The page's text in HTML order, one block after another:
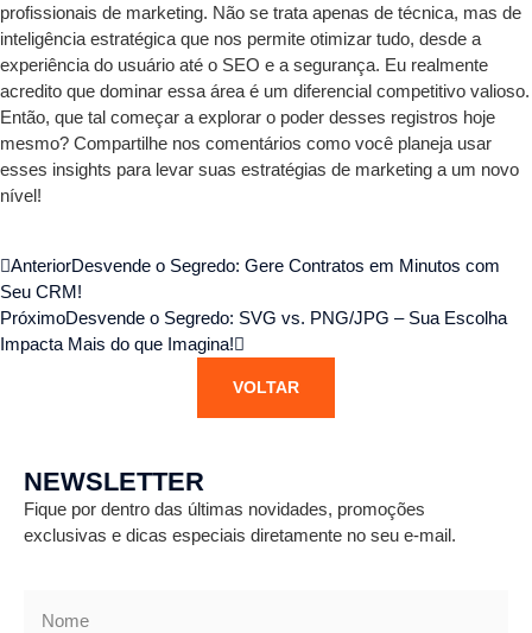
profissionais de marketing. Não se trata apenas de técnica, mas de
inteligência estratégica que nos permite otimizar tudo, desde a
experiência do usuário até o SEO e a segurança. Eu realmente
acredito que dominar essa área é um diferencial competitivo valioso.
Então, que tal começar a explorar o poder desses registros hoje
mesmo? Compartilhe nos comentários como você planeja usar
esses insights para levar suas estratégias de marketing a um novo
nível!
AnteriorDesvende o Segredo: Gere Contratos em Minutos com
Seu CRM!
PróximoDesvende o Segredo: SVG vs. PNG/JPG – Sua Escolha
Impacta Mais do que Imagina!
VOLTAR
NEWSLETTER
Fique por dentro das últimas novidades, promoções
exclusivas e dicas especiais diretamente no seu e-mail.